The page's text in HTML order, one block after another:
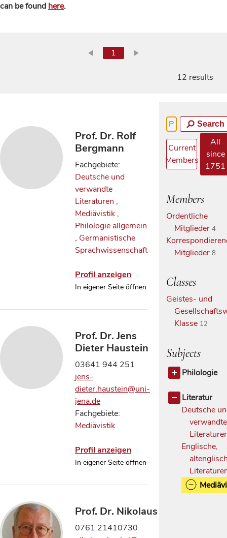
can be found here.
1
12 results
Prof. Dr. Rolf
Bergmann
Fachgebiete:
Deutsche und
verwandte
Literaturen ,
Mediävistik ,
Philologie allgemein
, Germanistische
Sprachwissenschaft
Profil anzeigen
In eigener Seite öffnen
Prof. Dr. Jens
Dieter Haustein
03641 944 251
jens-
dieter.haustein@uni-
jena.de
Fachgebiete:
Mediävistik
Profil anzeigen
In eigener Seite öffnen
Prof. Dr. Nikolaus Henkel
0761 21410730
Search
Current
Members
All
since
1751
Members
Ordentliche
Mitglieder 4
Mitglieder 8
Classes
Geistes- und
Klasse 12
Subjects
Philologie
Linguistik,
Literatur
Deutsche
verwandte
Englische,